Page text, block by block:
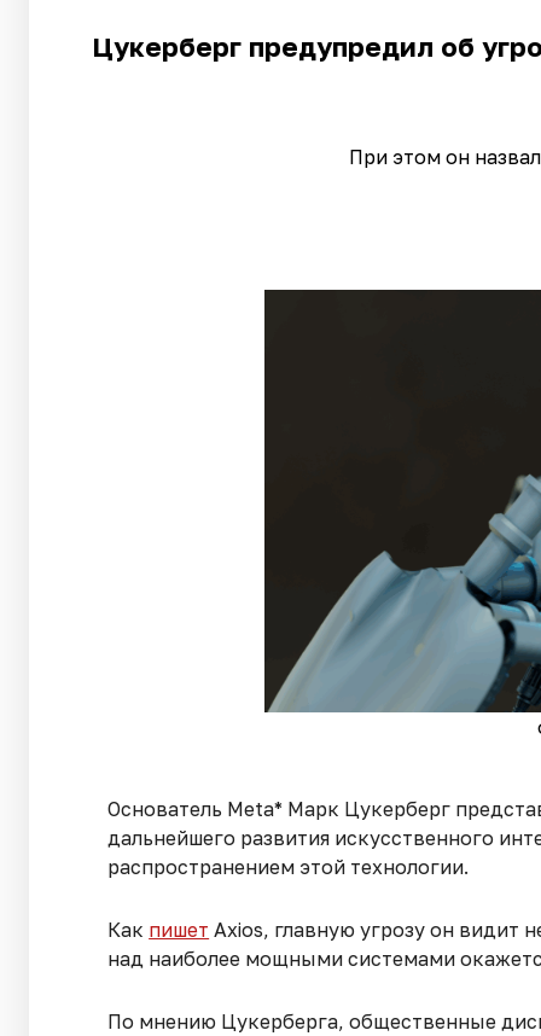
Цукерберг предупредил об
При этом он
Основатель Meta* Марк Цукерберг
дальнейшего развития искусственного
распространением этой технологии.
Как пишет Axios, главную угрозу он видит
над наиболее мощными системами
По мнению Цукерберга, общественные